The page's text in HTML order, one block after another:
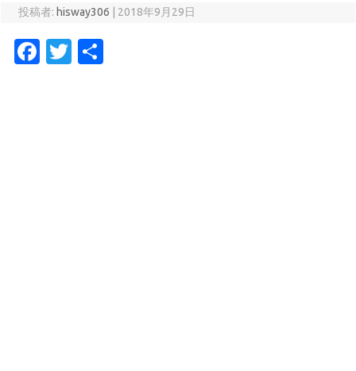
投稿者: hisway306 2018年9月29日
Fa
T